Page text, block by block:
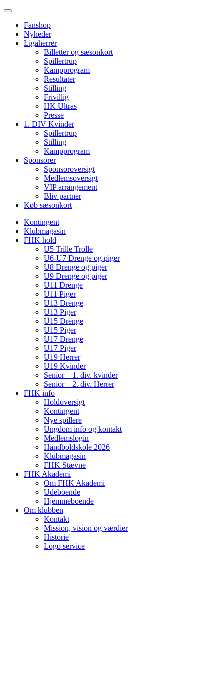
Fanshop
Nyheder
Ligaherrer
Billetter og sæsonkort
Spillertrup
Kampprogram
Resultater
Stilling
Frivillig
HK Ultras
Presse
1. DIV Kvinder
Spillertrup
Stilling
Kampprogram
Sponsorer
Sponsoroversigt
Medlemsoversigt
VIP arrangement
Bliv partner
Køb sæsonkort
Kontingent
Klubmagasin
FHK hold
U5 Trille Trolle
U6-U7 Drenge og piger
U8 Drenge og piger
U9 Drenge og piger
U11 Drenge
U11 Piger
U13 Drenge
U13 Piger
U15 Drenge
U15 Piger
U17 Drenge
U17 Piger
U19 Herrer
U19 Kvinder
Senior – 1. div. kvinder
Senior – 2. div. Herrer
FHK info
Holdoversigt
Kontingent
Nye spillere
Ungdom info og kontakt
Medlemslogin
Håndboldskole 2026
Klubmagasin
FHK Stævne
FHK Akademi
Om FHK Akademi
Udeboende
Hjemmeboende
Om klubben
Kontakt
Mission, vision og værdier
Historie
Logo service